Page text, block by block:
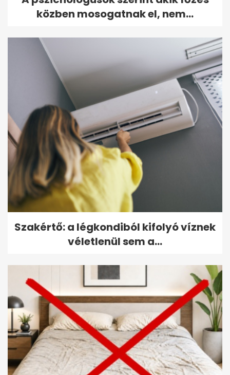
közben mosogatnak el, nem...
Szakértő: a légkondiból kifolyó víznek
véletlenül sem a...